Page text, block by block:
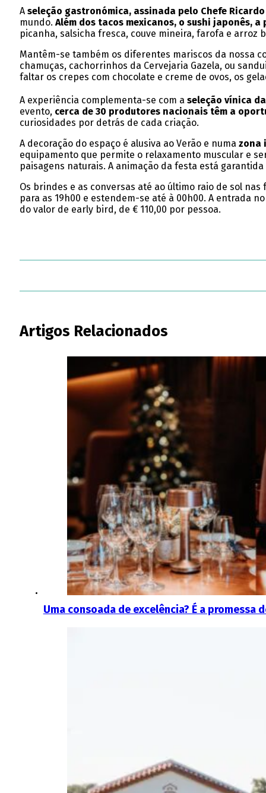
A seleção gastronómica, assinada pelo Chefe
mundo. Além dos tacos mexicanos, o sushi japonês,
picanha, salsicha fresca, couve mineira, farofa e arroz
Mantêm-se também os diferentes mariscos da nossa
chamuças, cachorrinhos da Cervejaria Gazela, ou
faltar os crepes com chocolate e creme de ovos, os
A experiência complementa-se com a seleção vínica
evento, cerca de 30 produtores nacionais têm a
curiosidades por detrás de cada criação.
A decoração do espaço é alusiva ao Verão e numa zona
equipamento que permite o relaxamento muscular e
paisagens naturais. A animação da festa está
Os brindes e as conversas até ao último raio de sol
para as 19h00 e estendem-se até à 00h00. A entrada
do valor de early bird, de € 110,00 por pessoa.
Artigos Relacionados
Uma consoada de excelência? É a promessa